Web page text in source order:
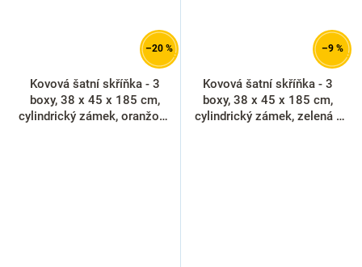
–20 %
Kovová šatní skříňka - 3
boxy, 38 x 45 x 185 cm,
cylindrický zámek, oranžová
–9 %
Kovová šatní skříňka - 3
boxy, 38 x 45 x 185 cm,
cylindrický zámek, zelená -